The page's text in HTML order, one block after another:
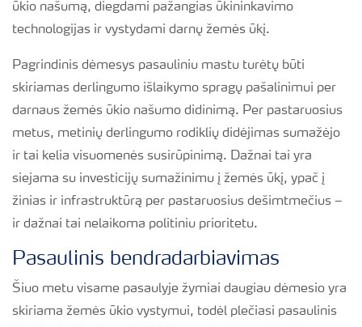
ūkio našumą, diegdami pažangias ūkininkavimo
technologijas ir vystydami darnų žemės ūkį.
Pagrindinis dėmesys pasauliniu mastu turėtų būti
skiriamas derlingumo išlaikymo spragų pašalinimui per
darnaus žemės ūkio našumo didinimą. Per pastaruosius
metus, metinių derlingumo rodiklių didėjimas sumažėjo
ir tai kelia visuomenės susirūpinimą. Dažnai tai yra
siejama su investicijų sumažinimu į žemės ūkį, ypač į
žinias ir infrastruktūrą per pastaruosius dešimtmečius –
ir dažnai tai nelaikoma politiniu prioritetu.
Pasaulinis bendradarbiavimas
Šiuo metu visame pasaulyje žymiai daugiau dėmesio yra
skiriama žemės ūkio vystymui, todėl plečiasi pasaulinis